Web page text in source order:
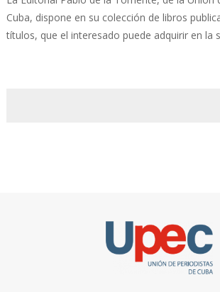
Cuba, dispone en su colección de libros
títulos, que el interesado puede adquirir en la